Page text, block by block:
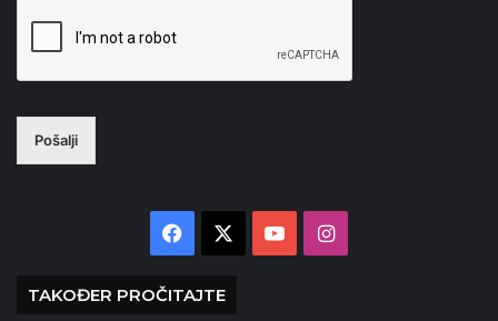
Pošalji
Facebook YouTubeInstagram
TAKOĐER PROČITAJTE